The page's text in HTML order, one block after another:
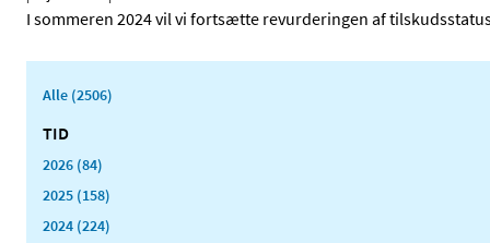
I sommeren 2024 vil vi fortsætte revurderingen af
Alle (2506)
TID
2026 (84)
2025 (158)
2024 (224)